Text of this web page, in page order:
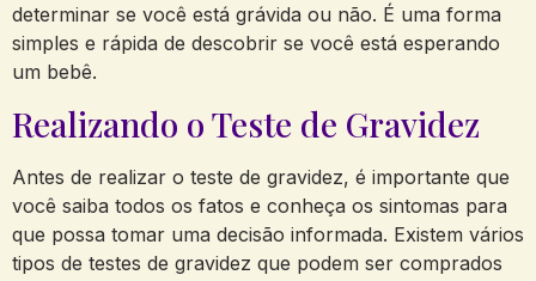
determinar se você está grávida ou não. É uma forma
simples e rápida de descobrir se você está esperando
um bebê.
Realizando o Teste de Gravidez
Antes de realizar o teste de gravidez, é importante que
você saiba todos os fatos e conheça os sintomas para
que possa tomar uma decisão informada. Existem vários
tipos de testes de gravidez que podem ser comprados